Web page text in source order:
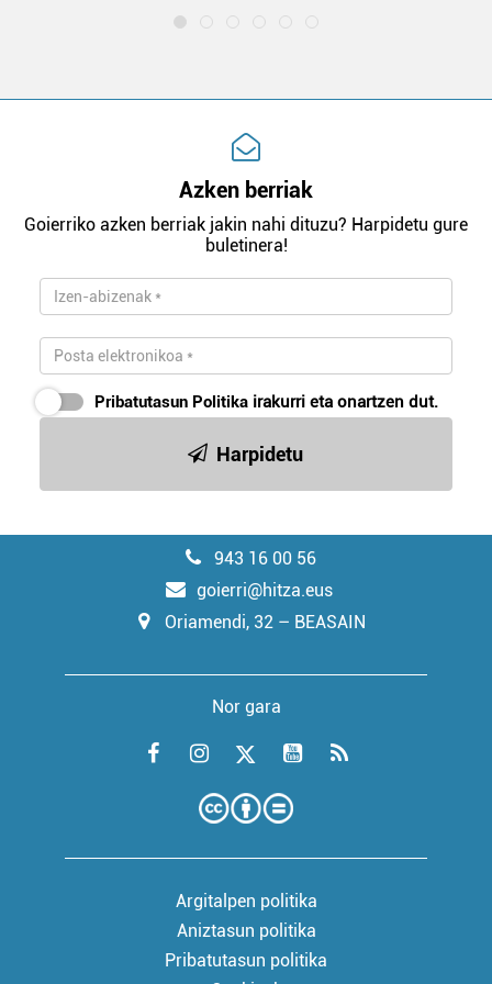
Azken berriak
Goierriko azken berriak jakin nahi dituzu? Harpidetu gure
buletinera!
Pribatutasun Politika irakurri eta onartzen dut.
Harpidetu
943 16 00 56
goierri@hitza.eus
Oriamendi, 32 – BEASAIN
Nor gara
Argitalpen politika
Aniztasun politika
Pribatutasun politika